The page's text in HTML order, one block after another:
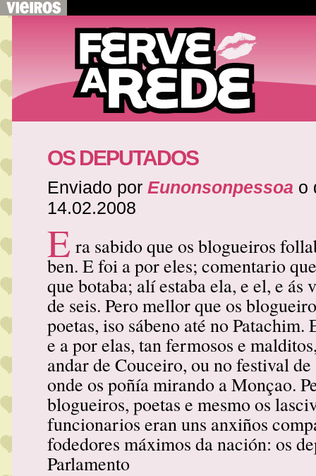
OS DEPUTADOS
Enviado por Eunonsonpessoa o
14.02.2008
E ra sabido que os blogueiros
ben. E foi a por eles; comentario
que botaba; alí estaba ela, e el, e ás
de seis. Pero mellor que os
poetas, iso sábeno até no Patachim.
e a por elas, tan fermosos e
andar de Couceiro, ou no festival
onde os poñía mirando a Monçao.
blogueiros, poetas e mesmo os
funcionarios eran uns anxiños
fodedores máximos da nación: os
Parlamento